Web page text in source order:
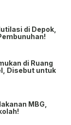
di Depok,
di Ruang
Disebut untuk
MBG,